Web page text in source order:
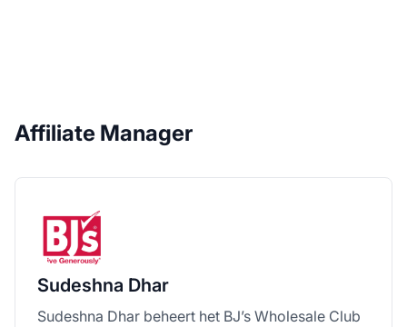
Affiliate Manager
Sudeshna Dhar
Sudeshna Dhar beheert het BJ’s Wholesale Club